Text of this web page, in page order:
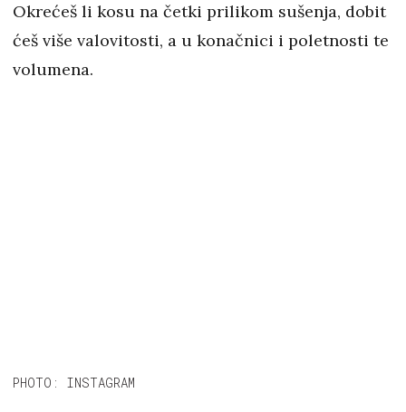
Okrećeš li kosu na četki prilikom sušenja, dobit
ćeš više valovitosti, a u konačnici i poletnosti te
volumena.
PHOTO: INSTAGRAM